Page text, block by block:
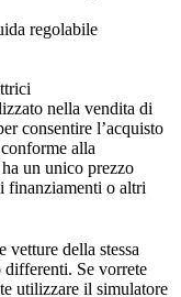
regolabile
nella vendita di
consentire l’acquisto
alla
un unico prezzo
finanziamenti o altri
della stessa
Se vorrete
utilizzare il simulatore